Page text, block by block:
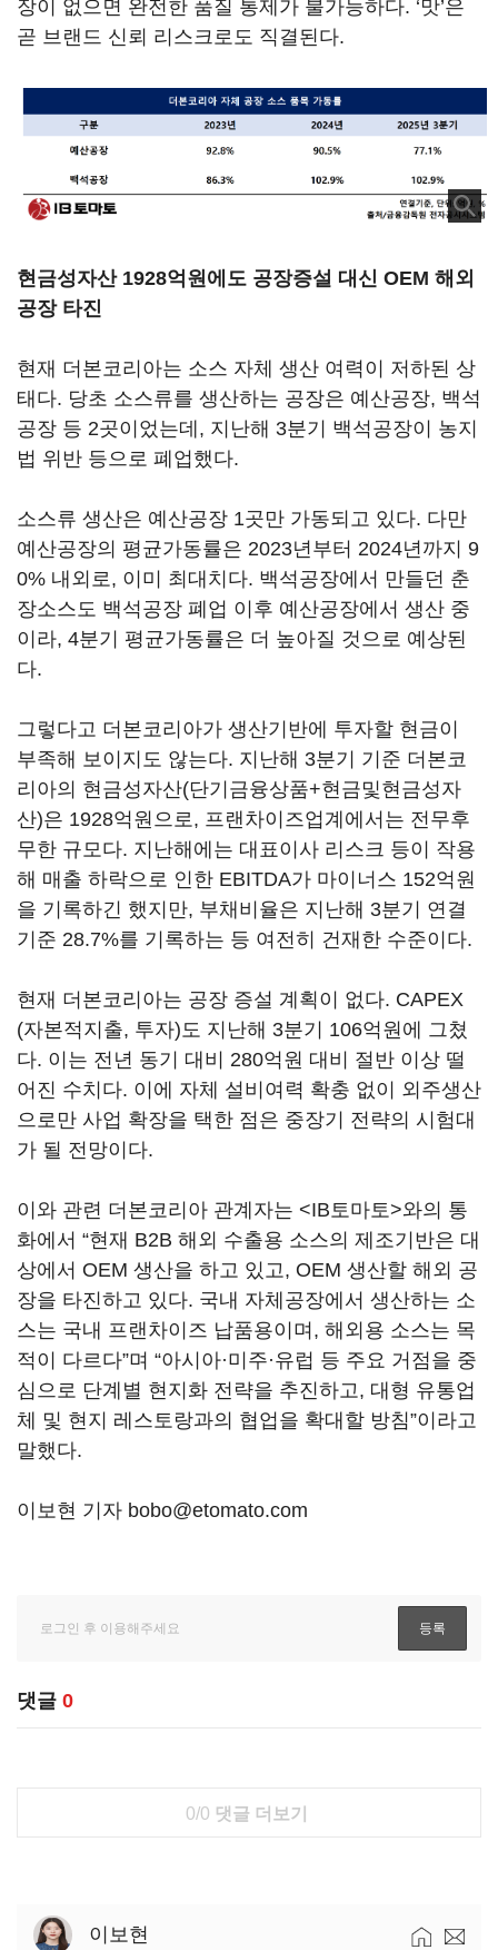
장이 없으면 완전한 품질 통제가 불가능하다. ‘맛’은
곧 브랜드 신뢰 리스크로도 직결된다.
현금성자산 1928억원에도 공장증설 대신 OEM 해외
공장 타진
현재 더본코리아는 소스 자체 생산 여력이 저하된 상
태다. 당초 소스류를 생산하는 공장은 예산공장, 백석
공장 등 2곳이었는데, 지난해 3분기 백석공장이 농지
법 위반 등으로 폐업했다.
소스류 생산은 예산공장 1곳만 가동되고 있다. 다만
예산공장의 평균가동률은 2023년부터 2024년까지 9
0% 내외로, 이미 최대치다. 백석공장에서 만들던 춘
장소스도 백석공장 폐업 이후 예산공장에서 생산 중
이라, 4분기 평균가동률은 더 높아질 것으로 예상된
다.
그렇다고 더본코리아가 생산기반에 투자할 현금이
부족해 보이지도 않는다. 지난해 3분기 기준 더본코
리아의 현금성자산(단기금융상품+현금및현금성자
산)은 1928억원으로, 프랜차이즈업계에서는 전무후
무한 규모다. 지난해에는 대표이사 리스크 등이 작용
해 매출 하락으로 인한 EBITDA가 마이너스 152억원
을 기록하긴 했지만, 부채비율은 지난해 3분기 연결
기준 28.7%를 기록하는 등 여전히 건재한 수준이다.
현재 더본코리아는 공장 증설 계획이 없다. CAPEX
(자본적지출, 투자)도 지난해 3분기 106억원에 그쳤
다. 이는 전년 동기 대비 280억원 대비 절반 이상 떨
어진 수치다. 이에 자체 설비여력 확충 없이 외주생산
으로만 사업 확장을 택한 점은 중장기 전략의 시험대
가 될 전망이다.
이와 관련 더본코리아 관계자는 <IB토마토>와의 통
화에서 “현재 B2B 해외 수출용 소스의 제조기반은 대
상에서 OEM 생산을 하고 있고, OEM 생산할 해외 공
장을 타진하고 있다. 국내 자체공장에서 생산하는 소
스는 국내 프랜차이즈 납품용이며, 해외용 소스는 목
적이 다르다”며 “아시아·미주·유럽 등 주요 거점을 중
심으로 단계별 현지화 전략을 추진하고, 대형 유통업
체 및 현지 레스토랑과의 협업을 확대할 방침”이라고
말했다.
이보현 기자 bobo@etomato.com
댓글 0
0/0 댓글 더보기
이보현